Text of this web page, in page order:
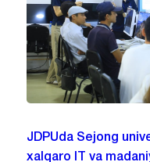
JDPUda Sejong
xalqaro IT va